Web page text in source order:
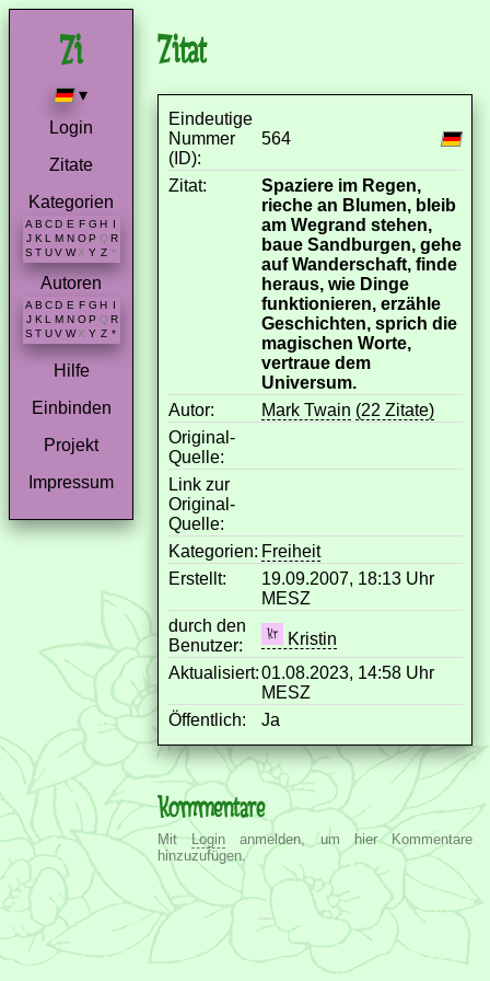
▾
Login
Zitate
Kategorien
A B C D E F G H I
J K L M N O P Q R
S T U V W X Y Z *
Autoren
A B C D E F G H
J K L M N O P Q R
S T U V W X Y Z *
Hilfe
Einbinden
Projekt
Impressum
Zitat
Eindeutige
Nummer
(ID):
564
Zitat:
Spaziere im Regen,
rieche an Blumen, bleib
am Wegrand stehen,
baue Sandburgen, gehe
auf Wanderschaft, finde
heraus, wie Dinge
funktionieren, erzähle
Geschichten, sprich die
magischen Worte,
vertraue dem
Universum.
Autor:
Mark Twain (22 Zitate)
Original-
Quelle:
Link zur
Original-
Quelle:
Kategorien: Freiheit
Erstellt:
19.09.2007, 18:13 Uhr
MESZ
durch den
Benutzer:
Kristin
Aktualisiert:01.08.2023, 14:58 Uhr
MESZ
Öffentlich:
Ja
Kommentare
MitLogin anmelden, um hier Kommentare
hinzuzufügen.